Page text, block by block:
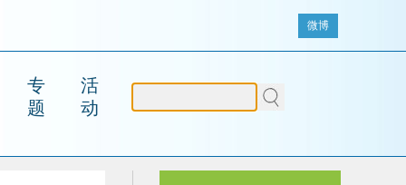
微博
专
题
活
动